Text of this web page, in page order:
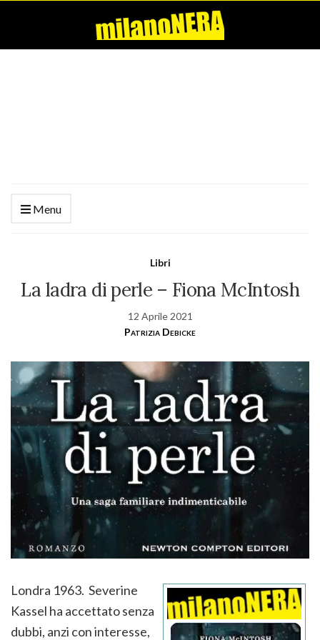
Menu
Libri
La ladra di perle – Fiona McIntosh
12 Aprile 2021
Patrizia Debicke
Londra 1963. Severine
Kassel ha accettato senza
dubbi, anzi con interesse,